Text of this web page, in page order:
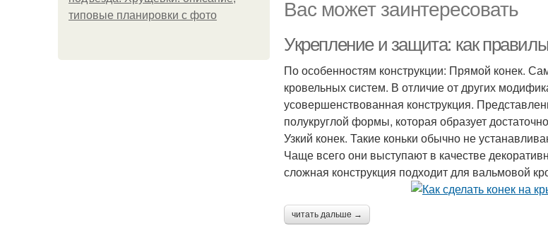
типовые планировки с фото
Вас может заинтересовать
Укрепление и защита: как
По особенностям конструкции: Прямой конек.
кровельных систем. В отличие от других
усовершенствованная конструкция.
полукруглой формы, которая образует
Узкий конек. Такие коньки обычно не
Чаще всего они выступают в качестве
сложная конструкция подходит для вальмовой
читать дальше →